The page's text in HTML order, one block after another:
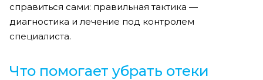
справиться сами: правильная тактика —
диагностика и лечение под контролем
специалиста.
Что помогает убрать отеки